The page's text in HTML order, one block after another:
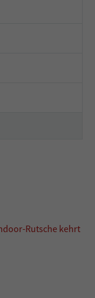
Rutsche kehrt